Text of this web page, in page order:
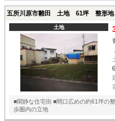
五所川原市雛田 土地 61坪 整形地
土地
■閑静な住宅街 ■間口広めの約61坪の
歩圏内の立地